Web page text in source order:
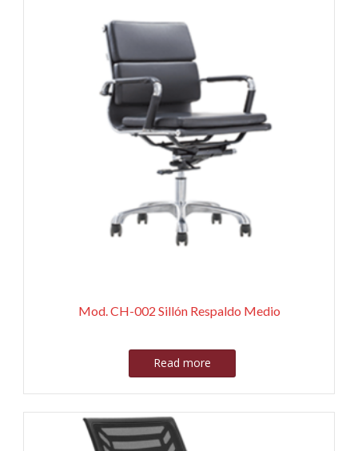
Mod. CH-002 Sillón Respaldo Medio
Read more